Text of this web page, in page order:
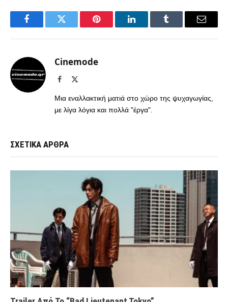
FacebookTwitter Pinterest LinkedInTumblr Email
Cinemode
Facebook
Μια εναλλακτική ματιά στο χώρο της ψυχαγωγίας,
με λίγα λόγια και πολλά "έργα".
ΣΧΕΤΙΚΑ ΑΡΘΡΑ